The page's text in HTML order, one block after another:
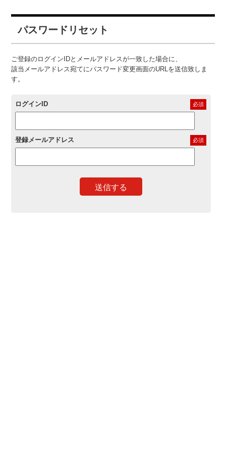
パスワードリセット
ご登録のログインIDとメールアドレスが一致した場合に、
該当メールアドレス宛てにパスワード変更画面のURLを送信致しま
す。
ログインID 必須
登録メールアドレス 必須
送信する